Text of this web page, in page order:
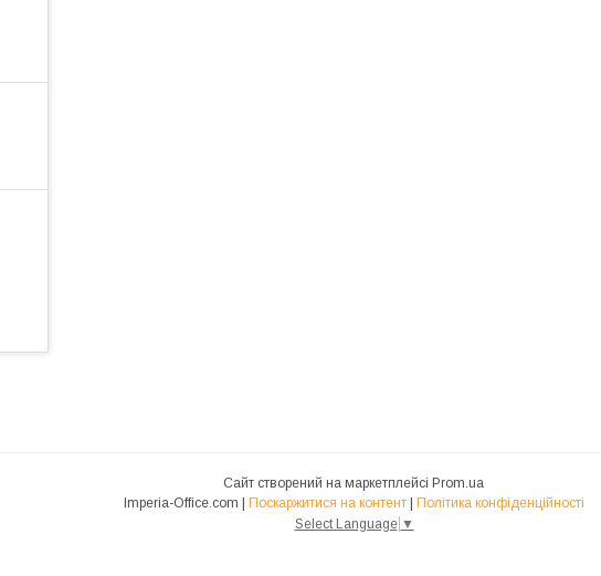
Сайт створений на маркетплейсі Prom.ua
Поскаржитися на контент
Політика конфіденційності
Select Language ▼